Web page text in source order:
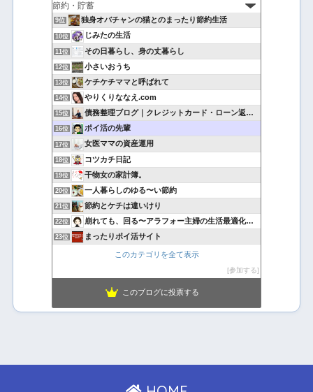
9位 独身オバチャンの猫とのまったり節約生活
10位 じみたの生活
11位 その日暮らし、身の丈暮らし
12位 小さいおうち
13位 ケチケチママと呼ばれて
14位 やりくりななえ.com
15位 債務整理ブログ｜クレジットカード・ローン返済で悩んでいる方へ
16位 ポイ活の先輩
17位 女医ママの資産運用
18位 コツカチ日記
19位 干物女の家計簿。
20位 一人暮らしのゆる〜い節約
21位 節約とケチは違いけり
22位 崩れても、回る〜アラフォー主婦の生活最適化日記
23位 まったりポイ活サイト
このカテゴリを全て表示
参加する
このブログに投票する